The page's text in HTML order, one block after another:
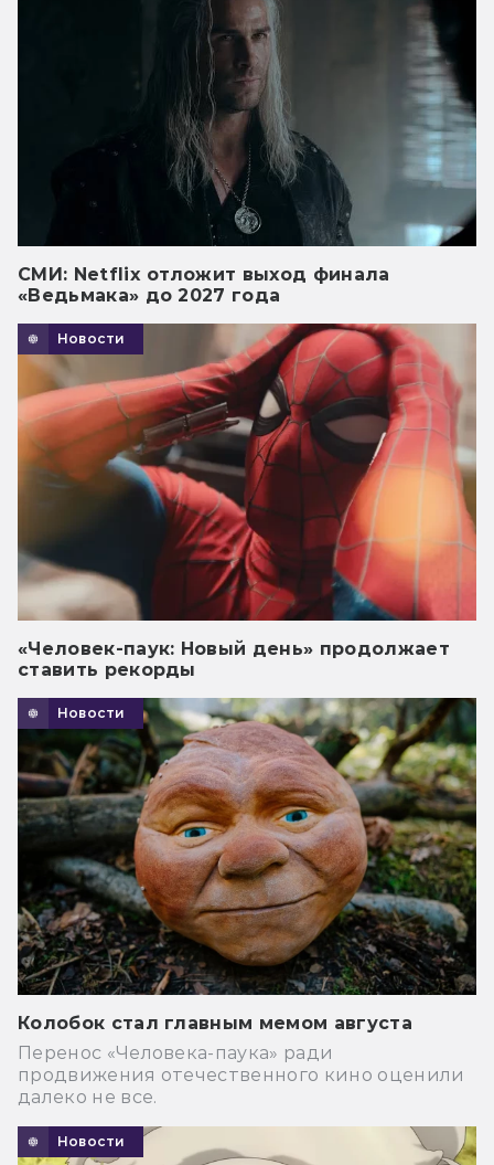
СМИ: Netflix отложит выход финала
«Ведьмака» до 2027 года
Новости
«Человек-паук: Новый день» продолжает
ставить рекорды
Новости
Колобок стал главным мемом августа
Перенос «Человека-паука» ради
продвижения отечественного кино оценили
далеко не все.
Новости